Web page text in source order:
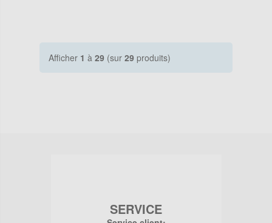
Afficher 1 à 29 (sur 29 produits)
SERVICE